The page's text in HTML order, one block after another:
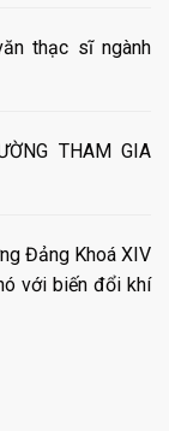
thạc sĩ ngành
THAM GIA
Đảng Khoá XIV
với biến đổi khí